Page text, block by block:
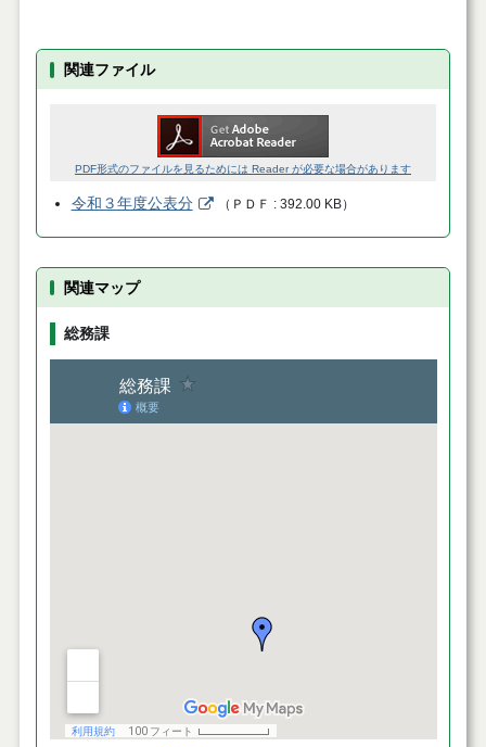
関連ファイル
PDF形式のファイルを見るためには Reader が必要な場合があります
令和３年度公表分 （ ＰＤＦ 392.00 KB）
関連マップ
総務課